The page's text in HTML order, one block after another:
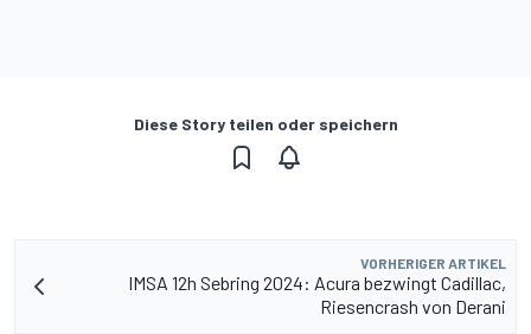
Diese Story teilen oder speichern
VORHERIGER ARTIKEL
IMSA 12h Sebring 2024: Acura bezwingt Cadillac,
Riesencrash von Derani